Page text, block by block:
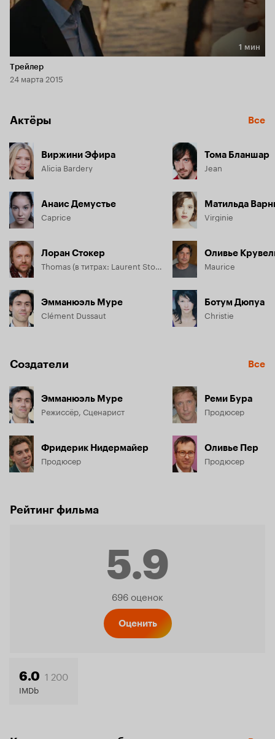
Длительность 1 мин
1 мин
Трейлер
24 марта 2015
Актёры Все
Виржини Эфира
Alicia Bardery
Анаис Демустье
Caprice
Лоран Стокер
Эмманюэль Муре
Clément Dussaut
Тома Бланшар
Jean
Матильда
Virginie
Оливье
Maurice
Ботум Дюпуа
Christie
Создатели Все
Эмманюэль Муре
Режиссёр, Сценарист
Фридерик Нидермайер
Продюсер
Реми Бура
Продюсер
Оливье Пер
Продюсер
Рейтинг фильма
5.9
Рейтинг
696 оценок
Оценить
6.0 1 200
IMDb